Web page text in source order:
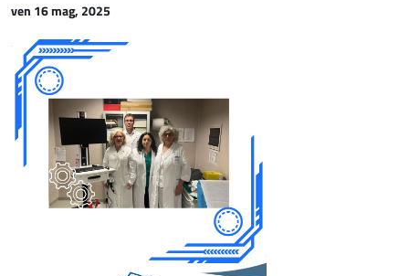
ven 16 mag, 2025